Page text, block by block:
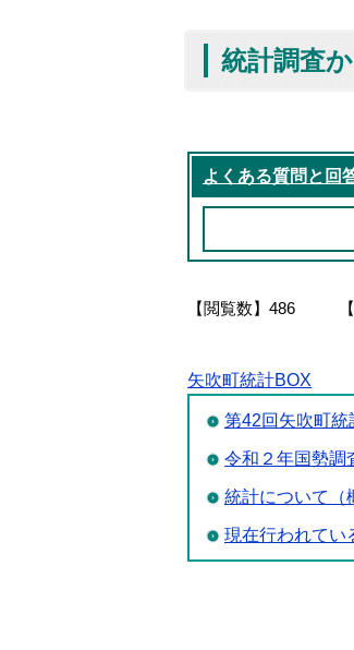
統計調査
よくある質問と回
【閲覧数】 486
矢吹町統計BOX
第42回矢吹町統
令和２年国勢
統計について（
現在行われてい